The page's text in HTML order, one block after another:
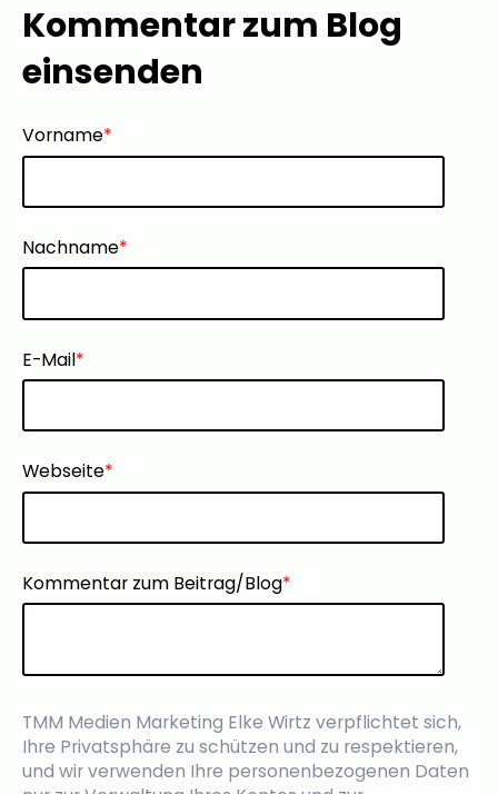
Kommentar zum Blog
einsenden
Vorname*
Nachname*
E-Mail*
Webseite*
Kommentar zum Beitrag/Blog*
TMM Medien Marketing Elke Wirtz verpflichtet sich,
Ihre Privatsphäre zu schützen und zu respektieren,
und wir verwenden Ihre personenbezogenen Daten